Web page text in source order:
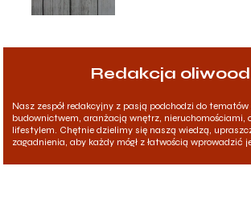
Redakcja
Nasz zespół redakcyjny z pasją podchodzi do
budownictwem, aranżacją wnętrz, nieruchomościami,
lifestylem. Chętnie dzielimy się naszą wiedzą,
zagadnienia, aby każdy mógł z łatwością wprowadzić